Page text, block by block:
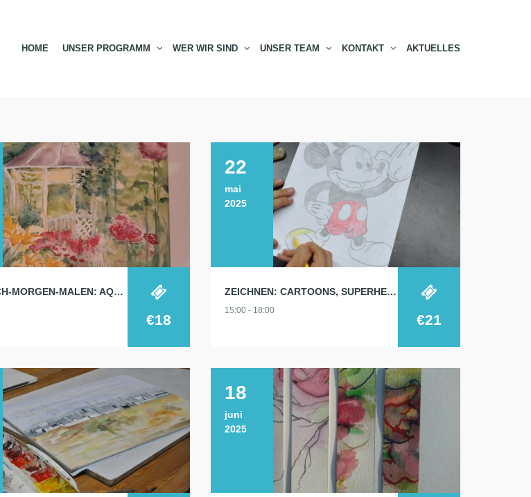
HOME UNSER PROGRAMM WER WIR SIND UNSER TEAM KONTAKT AKTUELLES
MITTWOCH-MORGEN-MALEN: AQUARELL 21.5.
€18
22
mai
2025
ZEICHNEN: CARTOONS, SUPERHELDEN, TIERE…
15:00 - 18:00
€21
18
juni
2025